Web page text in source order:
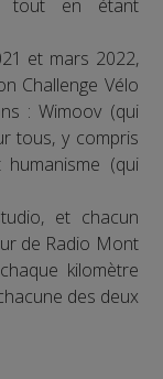
tout en étant
et mars 2022,
Challenge Vélo
: Wimoov (qui
tous, y compris
(qui
et chacun
de Radio Mont
kilomètre
des deux